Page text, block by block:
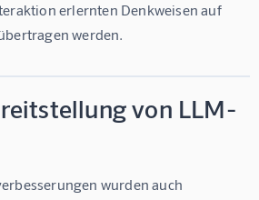
erlernten Denkweisen auf
werden.
von LLM-
wurden auch